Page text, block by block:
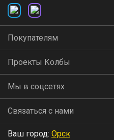
Покупателям
Проекты Колбы
Мы в соцсетях
Связаться с нами
Ваш город: Орск